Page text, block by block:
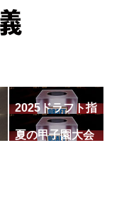
2025ドラフト指
名一覧
夏の甲子園大会